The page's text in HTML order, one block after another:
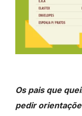
Os pais que
pedir